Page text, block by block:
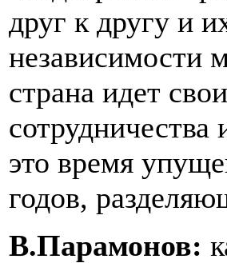
друг к другу и
независимости
страна идет
это время
годов,
В.Парамонов: